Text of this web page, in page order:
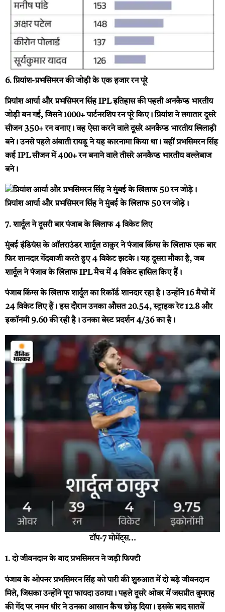
6. प्रियांश-प्रभसिमरन की जोड़ी के एक हजार रन पूरे
प्रियांश आर्या और प्रभसिमरन सिंह IPL इतिहास की पहली अनकैप्ड भारतीय
जोड़ी बन गई, जिसने 1000+ पार्टनरशिप रन पूरे किए। प्रियांश ने लगातार दूसरे
सीजन 350+ रन बनाए। वह ऐसा करने वाले दूसरे अनकैप्ड भारतीय खिलाड़ी
बने। उनसे पहले अंबाती रायडू ने यह कारनामा किया था। वहीं प्रभसिमरन सिंह
कई IPL सीजन में 400+ रन बनाने वाले तीसरे अनकैप्ड भारतीय बल्लेबाज
बने।
प्रियांश आर्या और प्रभसिमरन सिंह ने मुंबई के खिलाफ 50 रन जोड़े।
7. शार्दूल ने दूसरी बार पंजाब के खिलाफ 4 विकेट लिए
मुंबई इंडियंस के ऑलराउंडर शार्दूल ठाकुर ने पंजाब किंग्स के खिलाफ एक बार
फिर शानदार गेंदबाजी करते हुए 4 विकेट झटके। यह दूसरा मौका है, जब
शार्दूल ने पंजाब के खिलाफ IPL मैच में 4 विकेट हासिल किए हैं।
पंजाब किंग्स के खिलाफ शार्दूल का रिकॉर्ड शानदार रहा है। उन्होंने 16 मैचों में
24 विकेट लिए हैं। इस दौरान उनका औसत 20.54, स्ट्राइक रेट 12.8 और
इकॉनमी 9.60 की रही है। उनका बेस्ट प्रदर्शन 4/36 का है।
टॉप-7 मोमेंट्स…
1. दो जीवनदान के बाद प्रभसिमरन ने जड़ी फिफ्टी
पंजाब के ओपनर प्रभसिमरन सिंह को पारी की शुरुआत में दो बड़े जीवनदान
मिले, जिसका उन्होंने पूरा फायदा उठाया। पहले दूसरे ओवर में जसप्रीत बुमराह
की गेंद पर नमन धीर ने उनका आसान कैच छोड़ दिया। इसके बाद सातवें